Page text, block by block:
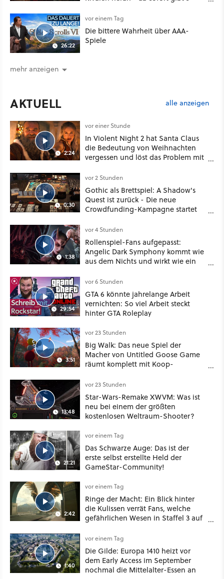
Klasse
26:22
vor einem Tag
Die bittere Wahrheit über AAA-
Spiele
mehr anzeigen
AKTUELL alle anzeigen
2:24
vor einer Stunde
In Violent Night 2 hat Santa Claus
die Bedeutung von Weihnachten
vergessen und löst das Problem mit
0:30
vor 2 Stunden
Gothic als Brettspiel: A Shadow's
Quest ist zurück - Die neue
Crowdfunding-Kampagne startet
1:38
vor 4 Stunden
Rollenspiel-Fans aufgepasst:
Angelic Dark Symphony kommt wie
aus dem Nichts und wirkt wie ein
Mass Effect
29:54
vor 6 Stunden
GTA 6 könnte jahrelange Arbeit
vernichten: So viel Arbeit steckt
hinter GTA Roleplay
3:51
vor 23 Stunden
Big Walk: Das neue Spiel der
Macher von Untitled Goose Game
räumt komplett mit Koop-
13:48
vor 23 Stunden
Star-Wars-Remake XWVM: Was ist
neu bei einem der größten
kostenlosen Weltraum-Shooter?
21:21
vor einem Tag
Das Schwarze Auge: Das ist der
erste selbst erstellte Held der
GameStar-Community!
2:42
vor einem Tag
Ringe der Macht: Ein Blick hinter
die Kulissen verrät Fans, welche
gefährlichen Wesen in Staffel 3 auf
1:40
vor einem Tag
Die Gilde: Europa 1410 heizt vor
dem Early Access im September
nochmal die Mittelalter-Essen an